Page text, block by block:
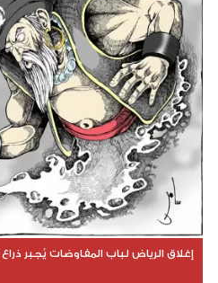
إغلاق الرياض لباب المفاوضات يُجبر